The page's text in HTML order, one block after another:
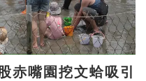
赤嘴園挖文蛤吸引